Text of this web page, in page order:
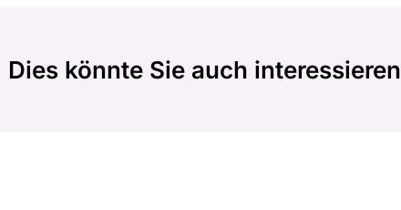
Dies könnte Sie auch interessieren